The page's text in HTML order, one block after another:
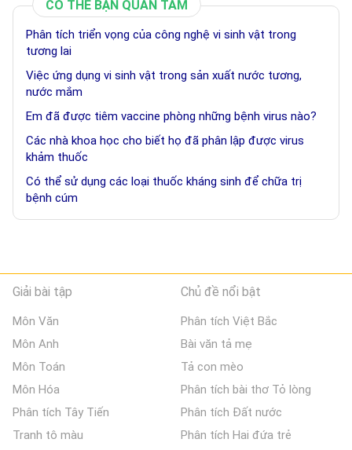
CÓ THỂ BẠN QUAN TÂM
Phân tích triển vọng của công nghệ vi sinh vật trong
tương lai
Việc ứng dụng vi sinh vật trong sản xuất nước tương,
nước mắm
Em đã được tiêm vaccine phòng những bệnh virus nào?
Các nhà khoa học cho biết họ đã phân lập được virus
khảm thuốc
Có thể sử dụng các loại thuốc kháng sinh để chữa trị
bệnh cúm
Giải bài tập
Môn Văn
Môn Anh
Môn Toán
Môn Hóa
Phân tích Tây Tiến
Tranh tô màu
Chủ đề nổi bật
Phân tích Việt Bắc
Bài văn tả mẹ
Tả con mèo
Phân tích bài thơ Tỏ lòng
Phân tích Đất nước
Phân tích Hai đứa trẻ